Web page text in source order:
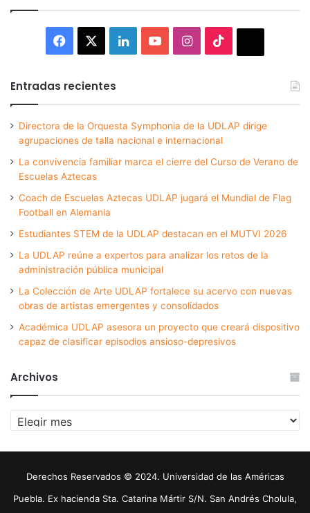
Facebook LinkedInYouTubeInstagram
Entradas recientes
Directora de la Orquesta Symphonia de la UDLAP dirige
agrupaciones de talla nacional e internacional
La convivencia familiar marca el cierre del Curso de Verano de
Escuelas Aztecas
Coach de Escuelas Aztecas UDLAP jugará el Mundial de Flag
Football en Alemania
Estudiantes STEM de la UDLAP destacan en el MUTVI 2026
La UDLAP reúne a expertos para analizar los retos de la
administración pública municipal
La Colección de Arte UDLAP fortalece su acervo con nuevas
obras de artistas emergentes y consolidados
Académica UDLAP asesora un proyecto que creará dispositivo
capaz de clasificar episodios ansioso-depresivos
Archivos
Archivos
Derechos Reservados © 2024. Universidad de las Américas
Puebla. Ex hacienda Sta. Catarina Mártir S/N. San Andrés Cholula,